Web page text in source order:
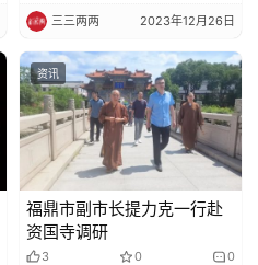
三三两两 2023年12月26日
资讯
福鼎市副市长提力克一行赴
资国寺调研
3 0 0